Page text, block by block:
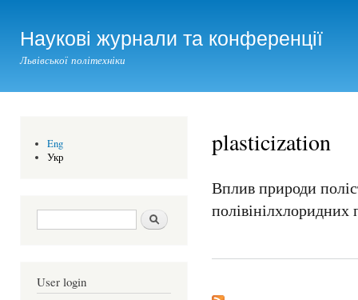
Наукові журнали та конференції
Львівської політехніки
Eng
Укр
Search form Шукати
User login
plasticization
Вплив природи
полівінілхлоридних